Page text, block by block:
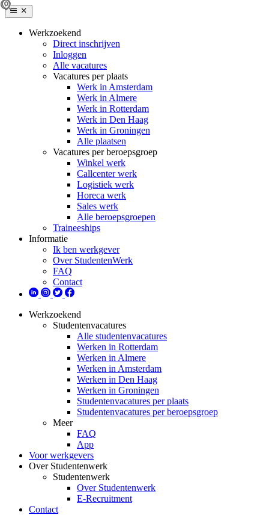
Werkzoekend
Direct inschrijven
Inloggen
Alle vacatures
Vacatures per plaats
Werk in Amsterdam
Werk in Almere
Werk in Rotterdam
Werk in Den Haag
Werk in Groningen
Alle plaatsen
Vacatures per beroepsgroep
Winkel werk
Callcenter werk
Logistiek werk
Horeca werk
Sales werk
Alle beroepsgroepen
Traineeships
Informatie
Ik ben werkgever
Over StudentenWerk
FAQ
Contact
Werkzoekend
Studentenvacatures
Alle studentenvacatures
Werken in Rotterdam
Werken in Almere
Werken in Amsterdam
Werken in Den Haag
Werken in Groningen
Studentenvacatures per plaats
Studentenvacatures per beroepsgroep
Meer
FAQ
App
Voor werkgevers
Over Studentenwerk
Studentenwerk
Over Studentenwerk
E-Recruitment
Contact